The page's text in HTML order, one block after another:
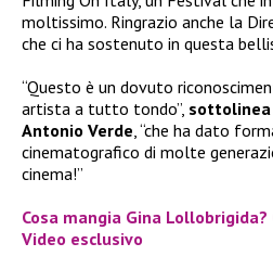
moltissimo. Ringrazio anche la
che ci ha sostenuto in questa
“Questo è un dovuto
artista a tutto tondo”, sottolinea
Antonio Verde , “che ha dato
cinematografico di molte
cinema!”
Cosa mangia Gina
Video esclusivo